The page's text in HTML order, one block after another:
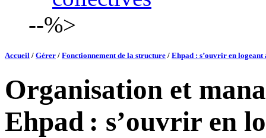
--%>
Accueil / Gérer / Fonctionnement de la structure / Ehpad : s’ouvrir en logeant
Organisation et
Ehpad : s’ouvrir en